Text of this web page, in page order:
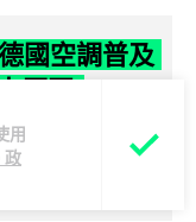
用
政
國空調普及
原因
室溫度逼近 40 度，
國及鄰國法國長期